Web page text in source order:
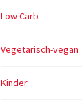
Low Carb
Vegetarisch-vegan
Kinder